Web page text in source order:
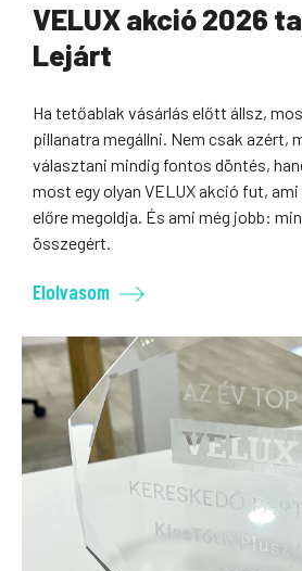
VELUX akció 2026
Lejárt
Ha tetőablak vásárlás előtt állsz,
pillanatra megállni. Nem csak azért,
választani mindig fontos döntés,
most egy olyan VELUX akció fut,
előre megoldja. És ami még jobb:
összegért.
Elolvasom